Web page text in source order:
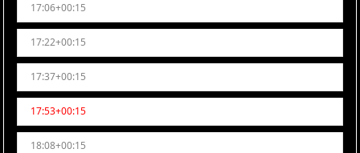
17:06+00:15
17:22+00:15
17:37+00:15
17:53+00:15
18:08+00:15